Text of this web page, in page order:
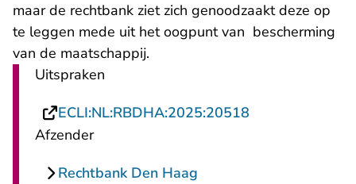
maar de rechtbank ziet zich genoodzaakt deze op
te leggen mede uit het oogpunt van bescherming
van de maatschappij.
Uitspraken
ECLI:NL:RBDHA:2025:20518
Afzender
Rechtbank Den Haag